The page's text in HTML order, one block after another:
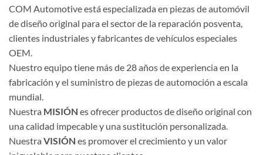
COM Automotive está especializada en piezas de automóvil
de diseño original para el sector de la reparación posventa,
clientes industriales y fabricantes de vehículos especiales
OEM.
Nuestro equipo tiene más de 28 años de experiencia en la
fabricación y el suministro de piezas de automoción a escala
mundial.
Nuestra MISIÓN es ofrecer productos de diseño original con
una calidad impecable y una sustitución personalizada.
Nuestra VISIÓN es promover el crecimiento y un valor